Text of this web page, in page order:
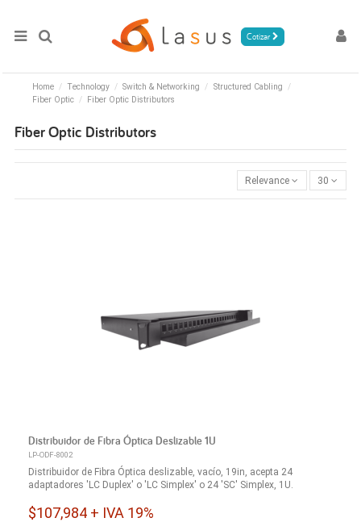
Cotizar
Home Technology Switch & Networking
Structured Cabling
Fiber Optic
Fiber Optic Distributors
Fiber Optic Distributors
Relevance 30
Distribuidor de Fibra Óptica Deslizable 1U
LP-ODF-8002
Distribuidor de Fibra Óptica deslizable, vacío, 19in, acepta 24
adaptadores 'LC Duplex' o 'LC Simplex' o 24 'SC' Simplex, 1U.
$107,984 + IVA 19%